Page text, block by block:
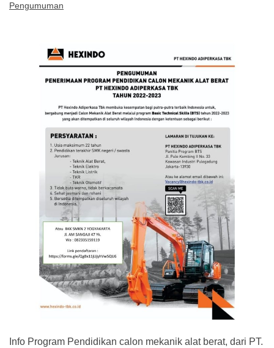
Pengumuman
Info Program Pendidikan calon mekanik alat berat, dari PT.